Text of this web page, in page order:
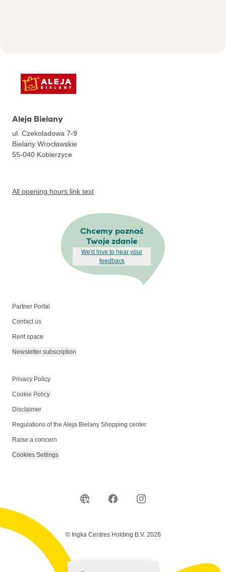
Aleja Bielany
ul. Czekoladowa 7-9
Bielany Wrocławskie
55-040 Kobierzyce
All opening hours link text
Chcemy poznać
Twoje zdanie
We'd love to hear your
feedback
Partner Portal
Contact us
Rent space
Newsletter subscription
Privacy Policy
Cookie Policy
Disclaimer
Regulations of the Aleja Bielany Shopping center
Raise a concern
Cookies Settings
© Ingka Centres Holding B.V. 2026